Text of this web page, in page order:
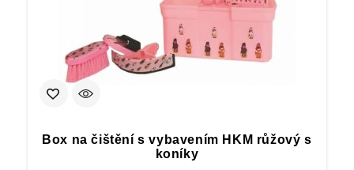
Box na čištění s vybavením HKM růžový s
koníky